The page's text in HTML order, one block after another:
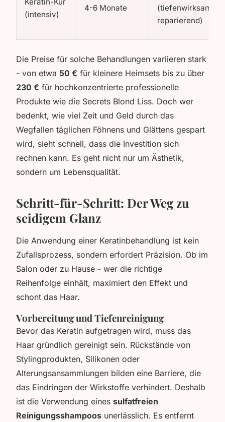
(intensiv)
4-6 Monate
(tiefenwirksam,
reparierend)
Die Preise für solche Behandlungen variieren stark
- von etwa 50 € für kleinere Heimsets bis zu über
230 € für hochkonzentrierte professionelle
Produkte wie die Secrets Blond Liss. Doch wer
bedenkt, wie viel Zeit und Geld durch das
Wegfallen täglichen Föhnens und Glättens gespart
wird, sieht schnell, dass die Investition sich
rechnen kann. Es geht nicht nur um Ästhetik,
sondern um Lebensqualität.
Schritt-für-Schritt: Der Weg zu
seidigem Glanz
Die Anwendung einer Keratinbehandlung ist kein
Zufallsprozess, sondern erfordert Präzision. Ob im
Salon oder zu Hause - wer die richtige
Reihenfolge einhält, maximiert den Effekt und
schont das Haar.
Vorbereitung und Tiefenreinigung
Bevor das Keratin aufgetragen wird, muss das
Haar gründlich gereinigt sein. Rückstände von
Stylingprodukten, Silikonen oder
Alterungsansammlungen bilden eine Barriere, die
das Eindringen der Wirkstoffe verhindert. Deshalb
ist die Verwendung eines sulfatfreien
Reinigungsshampoos unerlässlich. Es entfernt